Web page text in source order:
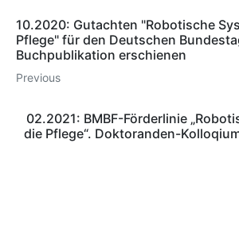
10.2020: Gutachten "Robotische
Pflege" für den Deutschen
Buchpublikation erschienen
Previous
02.2021: BMBF-Förderlinie
die Pflege“. Doktoranden-